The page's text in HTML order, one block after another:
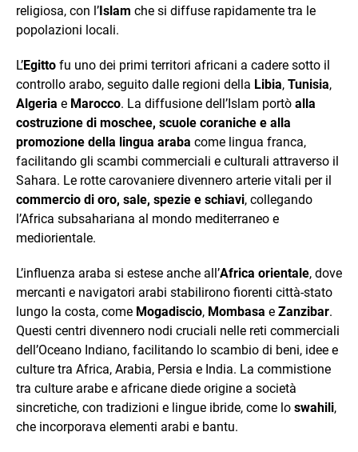
religiosa, con l’Islam che si diffuse rapidamente tra le
popolazioni locali.
L’Egitto fu uno dei primi territori africani a cadere sotto il
controllo arabo, seguito dalle regioni della Libia, Tunisia,
Algeria e Marocco. La diffusione dell’Islam portò alla
costruzione di moschee, scuole coraniche e alla
promozione della lingua araba come lingua franca,
facilitando gli scambi commerciali e culturali attraverso il
Sahara. Le rotte carovaniere divennero arterie vitali per il
commercio di oro, sale, spezie e schiavi, collegando
l’Africa subsahariana al mondo mediterraneo e
mediorientale.
L’influenza araba si estese anche all’Africa orientale, dove
mercanti e navigatori arabi stabilirono fiorenti città-stato
lungo la costa, come Mogadiscio, Mombasa e Zanzibar.
Questi centri divennero nodi cruciali nelle reti commerciali
dell’Oceano Indiano, facilitando lo scambio di beni, idee e
culture tra Africa, Arabia, Persia e India. La commistione
tra culture arabe e africane diede origine a società
sincretiche, con tradizioni e lingue ibride, come lo swahili,
che incorporava elementi arabi e bantu.